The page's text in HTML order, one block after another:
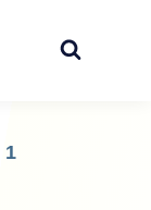
1